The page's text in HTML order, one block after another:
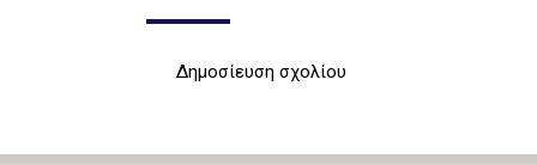
Δημοσίευση σχολίου